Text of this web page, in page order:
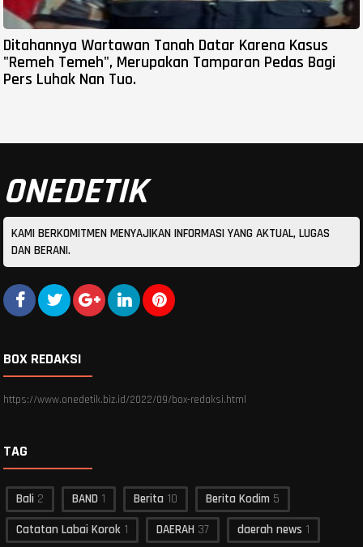
Ditahannya Wartawan Tanah Datar Karena Kasus
"Remeh Temeh", Merupakan Tamparan Pedas Bagi
Pers Luhak Nan Tuo.
ONEDETIK
KAMI BERKOMITMEN MENYAJIKAN INFORMASI YANG AKTUAL, LUGAS
DAN BERANI.
BOX REDAKSI
https://www.onedetik.biz.id/2022/09/box-redaksi.html
TAG
Bali 2 BAND 1 Berita 10 Berita Kodim 5
Catatan Labai Korok 1 DAERAH 37 daerah news 1